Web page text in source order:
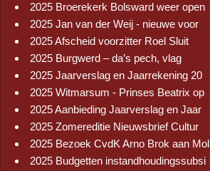
2025 Broerekerk Bolsward weer open
2025 Jan van der Weij - nieuwe voor
2025 Afscheid voorzitter Roel Sluit
2025 Burgwerd – da’s pech, vlag
2025 Jaarverslag en Jaarrekening 20
2025 Witmarsum - Prinses Beatrix op
2025 Aanbieding Jaarverslag en Jaar
2025 Zomereditie Nieuwsbrief Cultur
2025 Bezoek CvdK Arno Brok aan Mol
2025 Budgetten instandhoudingssubsi